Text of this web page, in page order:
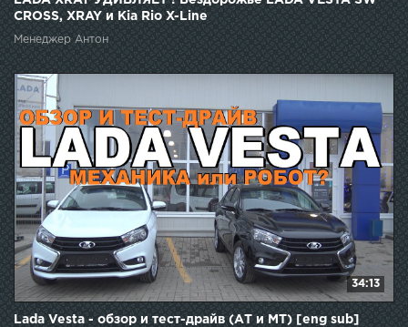
CROSS, XRAY и Kia Rio X-Line
Менеджер Антон
34:13
Lada Vesta - обзор и тест-драйв (АТ и МТ) [eng sub]